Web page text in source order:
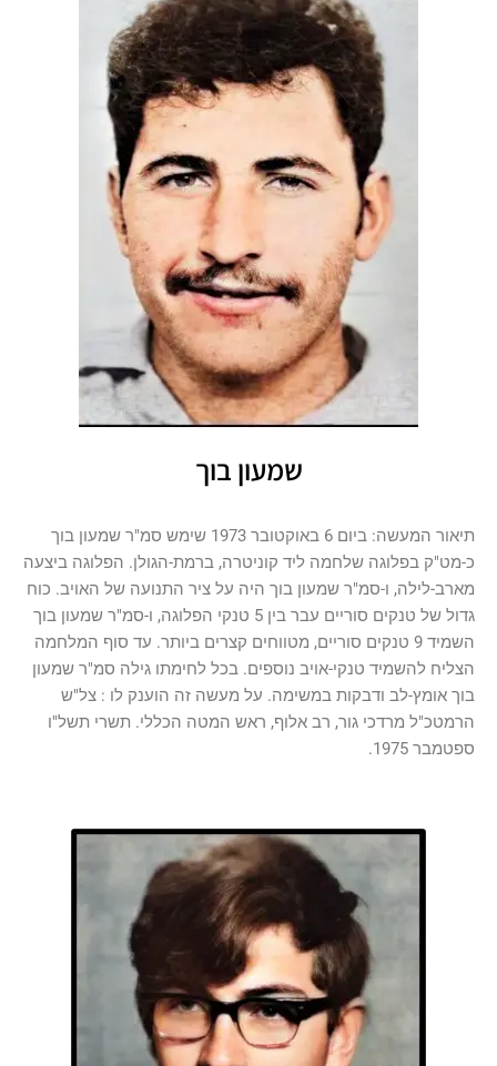
שמעון בוך
תיאור המעשה: ביום 6 באוקטובר 1973 שימש סמ"ר שמעון בוך
כ-מט"ק בפלוגה שלחמה ליד קוניטרה, ברמת-הגולן. הפלוגה ביצעה
מארב-לילה, ו-סמ"ר שמעון בוך היה על ציר התנועה של האויב. כוח
גדול של טנקים סוריים עבר בין 5 טנקי הפלוגה, ו-סמ"ר שמעון בוך
השמיד 9 טנקים סוריים, מטווחים קצרים ביותר. עד סוף המלחמה
הצליח להשמיד טנקי-אויב נוספים. בכל לחימתו גילה סמ"ר שמעון
בוך אומץ-לב ודבקות במשימה. על מעשה זה הוענק לו : צל"ש
הרמטכ"ל מרדכי גור, רב אלוף, ראש המטה הכללי. תשרי תשל"ו
ספטמבר 1975.